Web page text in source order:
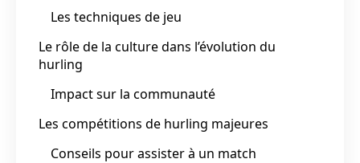
Les techniques de jeu
Le rôle de la culture dans l’évolution du
hurling
Impact sur la communauté
Les compétitions de hurling majeures
Conseils pour assister à un match